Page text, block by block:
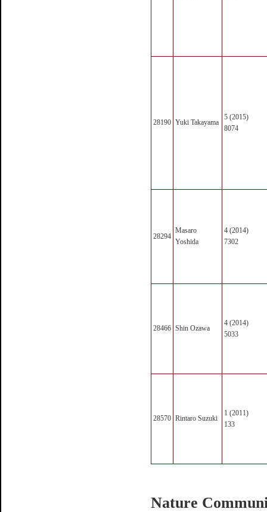
28190 Yuki Takayama
5 (2015)
8074
28294
Masaro
Yoshida
4 (2014)
7302
28466 Shin Ozawa
4 (2014)
5033
28570 Rintaro Suzuki
1 (2011)
133
Nature